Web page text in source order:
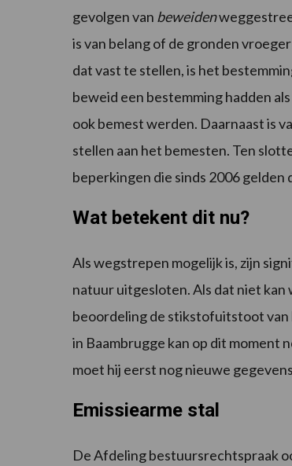
gevolgen van beweiden
is van belang of de gronden
dat vast te stellen, is het
beweid een bestemming hadden
ook bemest werden. Daarnaast is
stellen aan het bemesten. Ten
beperkingen die sinds 2006 gelden
Wat betekent dit nu?
Als wegstrepen mogelijk is, zijn
natuur uitgesloten. Als dat niet kan
beoordeling de stikstofuitstoot van
in Baambrugge kan op dit moment
moet hij eerst nog nieuwe
Emissiearme stal
De Afdeling bestuursrechtspraak